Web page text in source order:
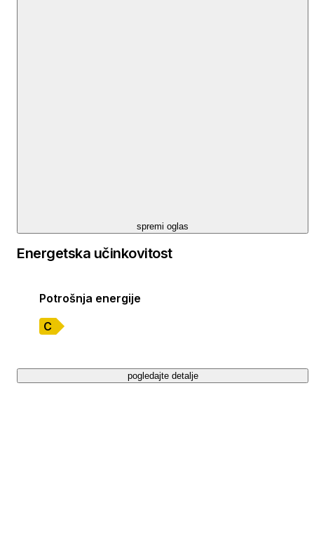
spremi oglas
Energetska učinkovitost
Potrošnja energije
C
pogledajte detalje